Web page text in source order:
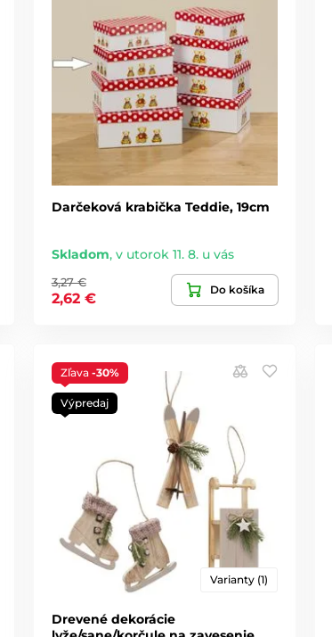
Darčeková krabička Teddie, 19cm
Skladom, v utorok 11. 8. u vás
3,27 €
2,62 €
Do košíka
Zľava -30%
Výpredaj
Varianty (1)
Drevené dekorácie